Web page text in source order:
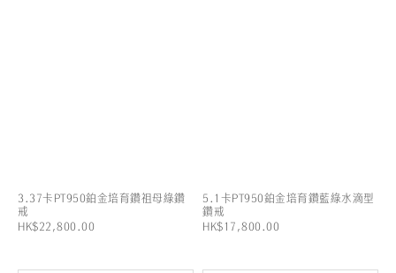
3.37卡PT950鉑金培育鑽祖母綠鑽
戒
HK$22,800.00
5.1卡PT950鉑金培育鑽藍綠水滴型
鑽戒
HK$17,800.00